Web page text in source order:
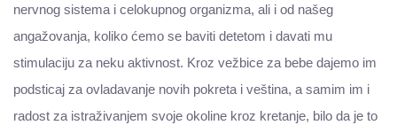
nervnog sistema i celokupnog organizma, ali i od našeg
angažovanja, koliko ćemo se baviti detetom i davati mu
stimulaciju za neku aktivnost. Kroz vežbice za bebe dajemo im
podsticaj za ovladavanje novih pokreta i veština, a samim im i
radost za istraživanjem svoje okoline kroz kretanje, bilo da je to